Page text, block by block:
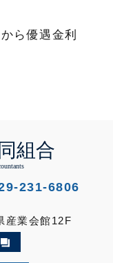
ら優遇金利
231-6806
産業会館12F